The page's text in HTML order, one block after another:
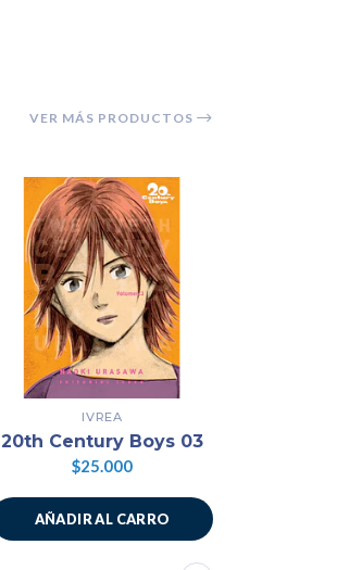
VER MÁS PRODUCTOS
IVREA
20th Century Boys 03
$25.000
AÑADIR AL CARRO